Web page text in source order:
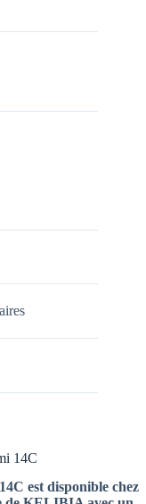
14C
est disponible chez